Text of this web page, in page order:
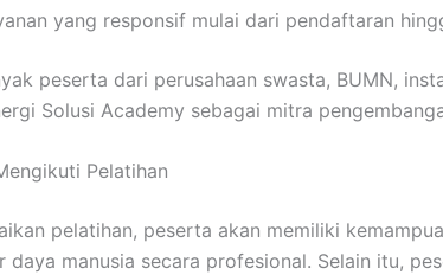
yang responsif mulai dari pendaftaran
peserta dari perusahaan swasta, BUMN,
Solusi Academy sebagai mitra
Pelatihan
pelatihan, peserta akan memiliki
daya manusia secara profesional. Selain itu,